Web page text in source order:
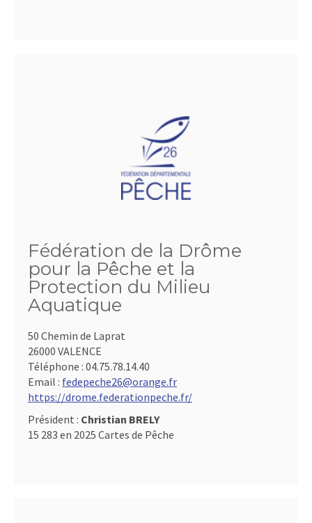
Fédération de la Drôme
pour la Pêche et la
Protection du Milieu
Aquatique
50 Chemin de Laprat
26000 VALENCE
Téléphone : 04.75.78.14.40
Email : fedepeche26@orange.fr
https://drome.federationpeche.fr/
Président : Christian BRELY
15 283 en 2025 Cartes de Pêche